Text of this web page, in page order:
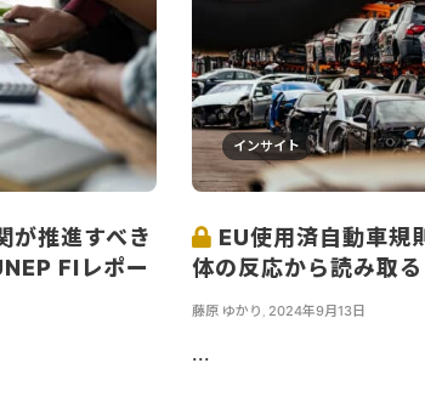
が推進すべき
FIレポー
インサイト
EU使用済自動車規
体の反応から読み取る
藤原 ゆかり 2024年9月13日
...